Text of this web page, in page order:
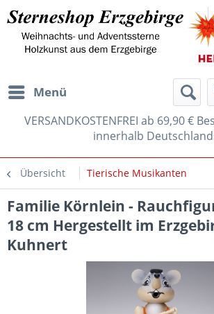
Menü
VERSANDKOSTENFREI ab 69,90 €
innerhalb
Übersicht Tierische Musikanten
Familie Körnlein -
18 cm Hergestellt im
Kuhnert